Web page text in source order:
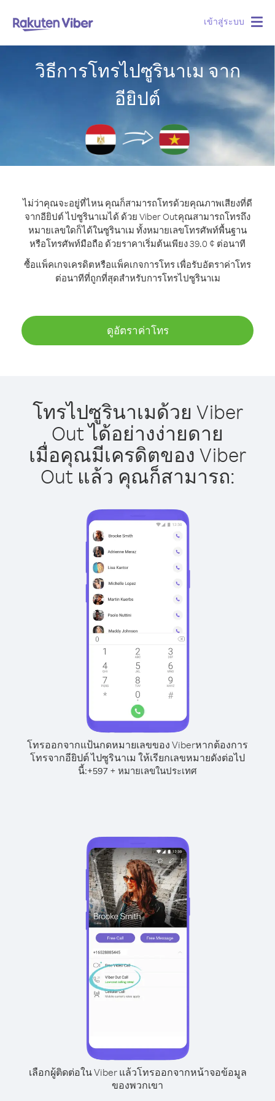
เข้าสู่ระบบ
วิธีการโทรไปซูรินาเม จาก
อียิปต์
ไม่ว่าคุณจะอยู่ที่ไหน คุณก็สามารถโทรด้วยคุณภาพเสียงที่ดี
จากอียิปต์ ไปซูรินาเมได้ ด้วย Viber Outคุณสามารถโทรถึง
หมายเลขใดก็ได้ในซูรินาเม ทั้งหมายเลขโทรศัพท์พื้นฐาน
หรือโทรศัพท์มือถือ ด้วยราคาเริ่มต้นเพียง 39.0 ¢ ต่อนาที
ซื้อแพ็คเกจเครดิตหรือแพ็คเกจการโทร เพื่อรับอัตราค่าโทร
ต่อนาทีที่ถูกที่สุดสำหรับการโทรไปซูรินาเม
ดูอัตราค่าโทร
โทรไปซูรินาเมด้วย Viber
Out ได้อย่างง่ายดาย
เมื่อคุณมีเครดิตของ Viber
Out แล้ว คุณก็สามารถ:
โทรออกจากแป้นกดหมายเลขของ Viberหากต้องการ
โทรจากอียิปต์ ไปซูรินาเม ให้เรียกเลขหมายดังต่อไป
นี้:+597 + หมายเลขในประเทศ
เลือกผู้ติดต่อใน Viber แล้วโทรออกจากหน้าจอข้อมูล
ของพวกเขา